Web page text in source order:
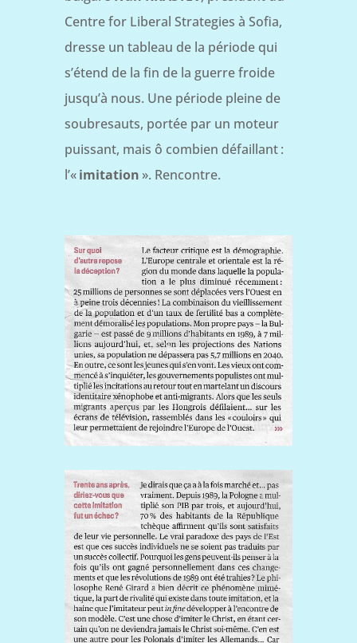
Centre for Liberal Strategies à Sofia,
dresse un tableau de la période qui
s’étend de la fin de la guerre froide
jusqu’à nous. Une période pleine de
soubresauts, portée par un moteur
puissant, mais ô combien défaillant :
l’«imitation ». Rencontre.